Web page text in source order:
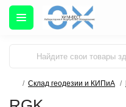
Склад геодезии и КИПиА